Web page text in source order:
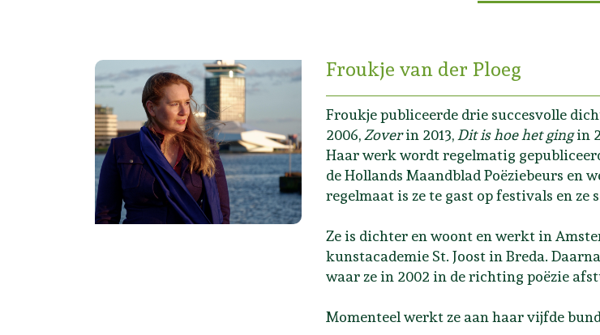
Froukje van der Ploeg
Froukje publiceerde drie succesvolle
2006, Zoverin 2013, Dit is hoe het gingin
Haar werk wordt regelmatig
de Hollands Maandblad Poëziebeurs en
regelmaat is ze te gast op festivals en
Ze is dichter en woont en werkt in
kunstacademie St. Joost in Breda.
waar ze in 2002 in de richting poëzie
Momenteel werkt ze aan haar vijfde